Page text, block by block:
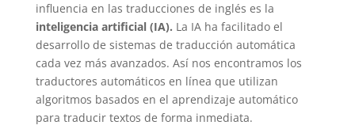
influencia en las traducciones de inglés es la
inteligencia artificial (IA). La IA ha facilitado el
desarrollo de sistemas de traducción automática
cada vez más avanzados. Así nos encontramos los
traductores automáticos en línea que utilizan
algoritmos basados en el aprendizaje automático
para traducir textos de forma inmediata.